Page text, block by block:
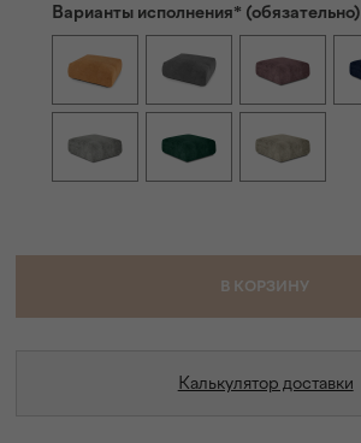
Варианты исполнения* (обязательно)
В КОРЗИНУ
Калькулятор доставки